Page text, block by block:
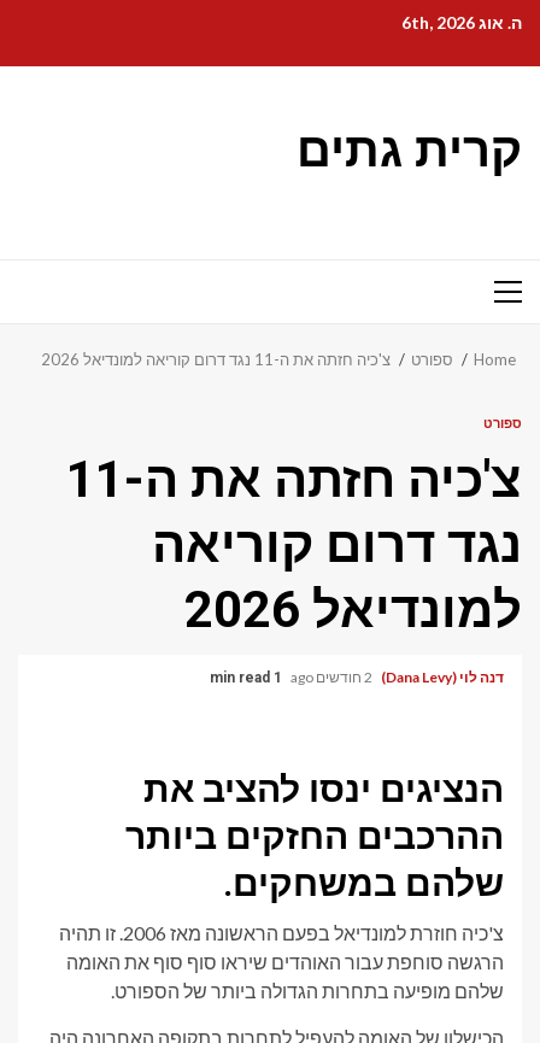
content
ה. אוג 6th, 2026
קרית גתים
Primary
Home ספורט צ'כיה חזתה את ה-11 נגד דרום קוריאה למונדיאל 2026
ספורט
צ'כיה חזתה את ה-11
נגד דרום קוריאה
למונדיאל 2026
דנה לוי (Dana Levy) 2 חודשים ago 1 min read
הנציגים ינסו להציב את
ההרכבים החזקים ביותר
שלהם במשחקים.
צ'כיה חוזרת למונדיאל בפעם הראשונה מאז 2006. זו תהיה
הרגשה סוחפת עבור האוהדים שיראו סוף סוף את האומה
שלהם מופיעה בתחרות הגדולה ביותר של הספורט.
הכישלון של האומה להעפיל לתחרות בתקופה האחרונה היה